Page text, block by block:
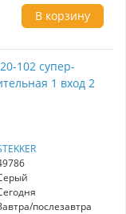
В корзину
102 супер-
1 вход 2
послезавтра